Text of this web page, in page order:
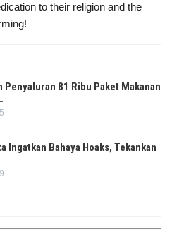
to their religion and the
Penyaluran 81 Ribu Paket Makanan
Ingatkan Bahaya Hoaks, Tekankan